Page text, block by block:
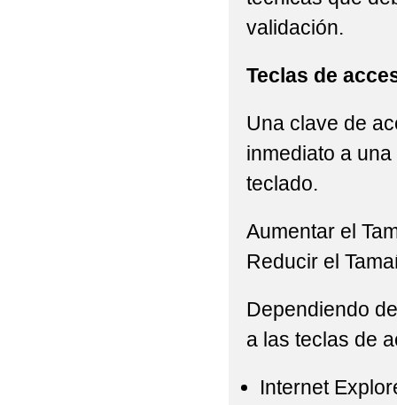
validación.
Teclas de
Una clave de
inmediato a
teclado.
Aumentar el
Reducir el
Dependiendo
a las teclas de
Internet